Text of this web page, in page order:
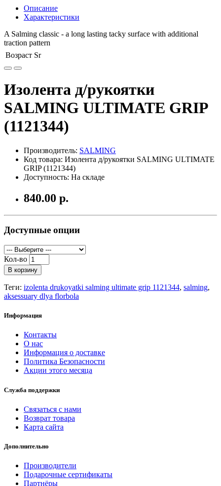
Описание
Характеристики
A Salming classic - a long lasting tacky surface with additional
traction pattern
Возраст Sr
Изолента д/рукоятки
SALMING ULTIMATE GRIP
(1121344)
Производитель: SALMING
Код товара: Изолента д/рукоятки SALMING ULTIMATE
GRIP (1121344)
Доступность: На складе
840.00 р.
Доступные опции
Кол-во
В корзину
Теги: izolenta drukoyatki salming ultimate grip 1121344, salming,
aksessuary dlya florbola
Информация
Контакты
О нас
Информация о доставке
Политика Безопасности
Акции этого месяца
Служба поддержки
Связаться с нами
Возврат товара
Карта сайта
Дополнительно
Производители
Подарочные сертификаты
Партнёры